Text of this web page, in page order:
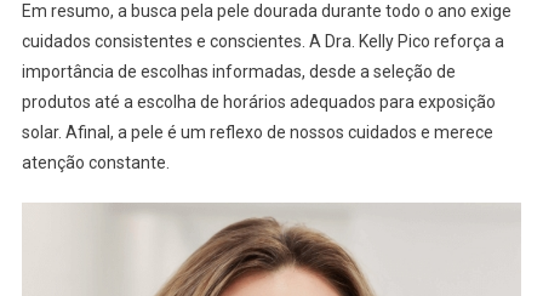
Em resumo, a busca pela pele dourada durante todo o ano exige
cuidados consistentes e conscientes. A Dra. Kelly Pico reforça a
importância de escolhas informadas, desde a seleção de
produtos até a escolha de horários adequados para exposição
solar. Afinal, a pele é um reflexo de nossos cuidados e merece
atenção constante.